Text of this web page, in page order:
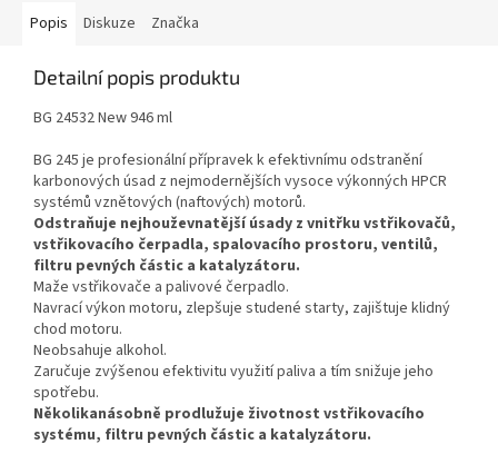
Popis Diskuze Značka
Detailní popis produktu
BG 24532 New 946 ml
BG 245 je profesionální přípravek k efektivnímu odstranění
karbonových úsad z nejmodernějších vysoce výkonných HPCR
systémů vznětových (naftových) motorů.
Odstraňuje nejhouževnatější úsady z vnitřku vstřikovačů,
vstřikovacího čerpadla, spalovacího prostoru, ventilů,
filtru pevných částic a katalyzátoru.
Maže vstřikovače a palivové čerpadlo.
Navrací výkon motoru, zlepšuje studené starty, zajištuje klidný
chod motoru.
Neobsahuje alkohol.
Zaručuje zvýšenou efektivitu využití paliva a tím snižuje jeho
spotřebu.
Několikanásobně prodlužuje životnost vstřikovacího
systému, filtru pevných částic a katalyzátoru.